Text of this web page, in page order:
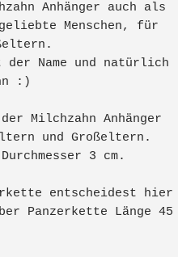
Anhänger auch als
Menschen, für
Name und natürlich
:)
Milchzahn Anhänger
und Großeltern.
3 cm.
entscheidest hier
Panzerkette Länge 45